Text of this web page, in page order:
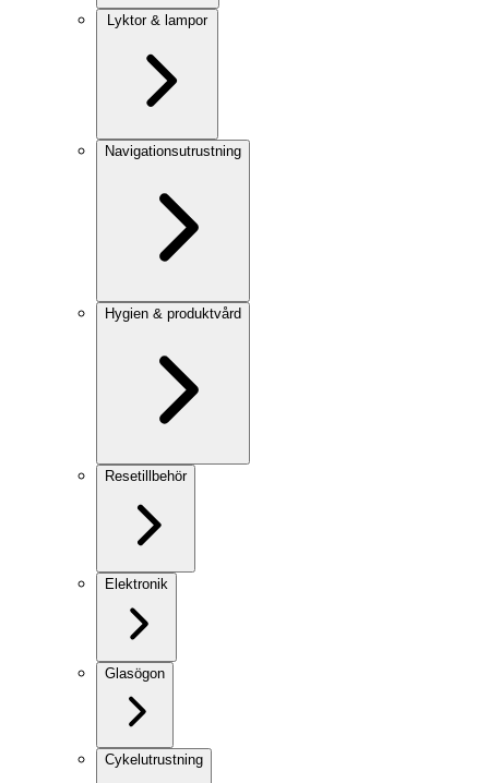
Lyktor & lampor
Navigationsutrustning
Hygien & produktvård
Resetillbehör
Elektronik
Glasögon
Cykelutrustning